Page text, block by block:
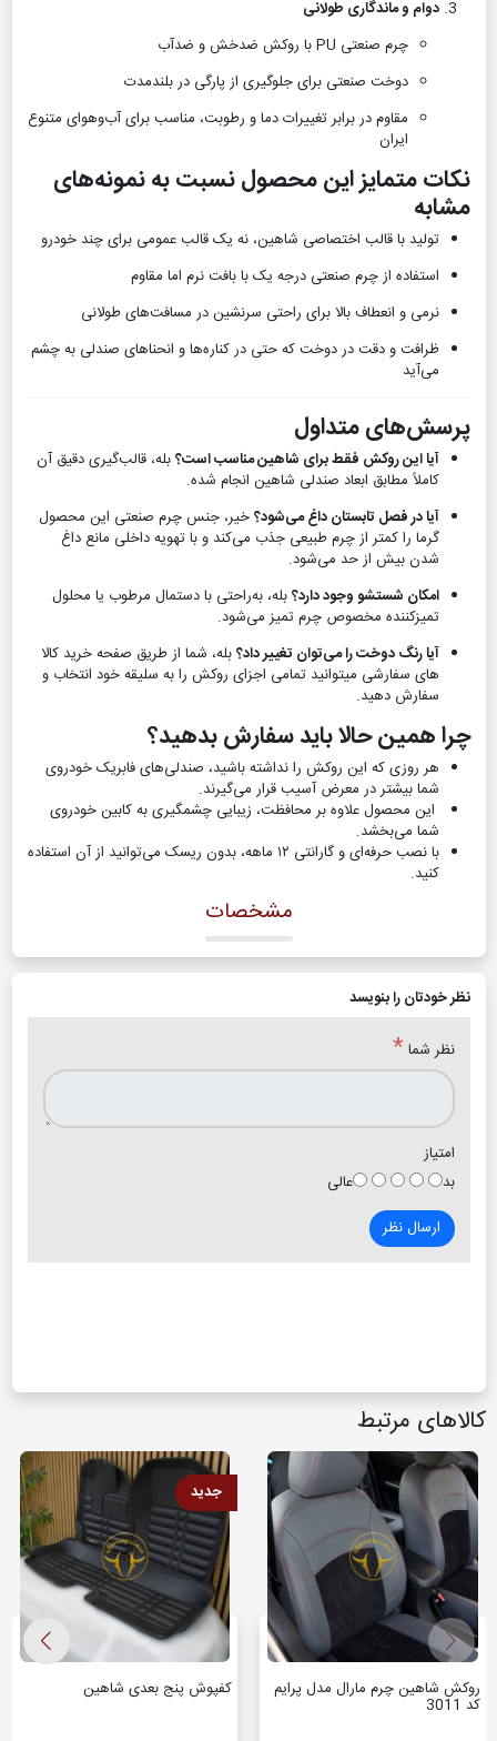
دوام و ماندگاری طولانی
چرم صنعتی PU با روکش ضدخش و ضدآب
دوخت صنعتی برای جلوگیری از پارگی در بلندمدت
مقاوم در برابر تغییرات دما و رطوبت، مناسب برای آب‌وهوای متنوع
ایران
نکات متمایز این محصول نسبت به نمونه‌های
مشابه
تولید با قالب اختصاصی شاهین، نه یک قالب عمومی برای چند خودرو
استفاده از چرم صنعتی درجه یک با بافت نرم اما مقاوم
نرمی و انعطاف بالا برای راحتی سرنشین در مسافت‌های طولانی
ظرافت و دقت در دوخت که حتی در کناره‌ها و انحناهای صندلی به چشم
می‌آید
پرسش‌های متداول
آیا این روکش فقط برای شاهین مناسب است؟بله، قالب‌گیری دقیق آن
کاملاً مطابق ابعاد صندلی شاهین انجام شده.
آیا در فصل تابستان داغ می‌شود؟خیر، جنس چرم صنعتی این محصول
گرما را کمتر از چرم طبیعی جذب می‌کند و با تهویه داخلی مانع داغ
شدن بیش از حد می‌شود.
امکان شستشو وجود دارد؟بله، به‌راحتی با دستمال مرطوب یا محلول
تمیزکننده مخصوص چرم تمیز می‌شود.
آیا رنگ دوخت را می‌توان تغییر داد؟بله، شما از طریق صفحه خرید کالا
های سفارشی میتوانید تمامی اجزای روکش را به سلیقه خود انتخاب و
سفارش دهید.
چرا همین حالا باید سفارش بدهید؟
هر روزی که این روکش را نداشته باشید، صندلی‌های فابریک خودروی
شما بیشتر در معرض آسیب قرار می‌گیرند.
این محصول علاوه بر محافظت، زیبایی چشمگیری به کابین خودروی
شما می‌بخشد.
با نصب حرفه‌ای و گارانتی ۱۲ ماهه، بدون ریسک می‌توانید از آن استفاده
کنید.
مشخصات
نظر خودتان را بنویسد
نظر شما *
امتیاز
بد
عالی
ارسال نظر
کالاهای مرتبط
روکش شاهین چرم مارال مدل پرایم
کد 3011
جدید
کفپوش پنج بعدی شاهین